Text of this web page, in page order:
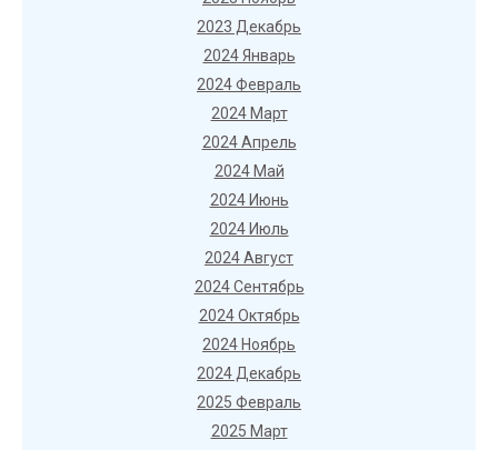
2023 Декабрь
2024 Январь
2024 Февраль
2024 Март
2024 Апрель
2024 Май
2024 Июнь
2024 Июль
2024 Август
2024 Сентябрь
2024 Октябрь
2024 Ноябрь
2024 Декабрь
2025 Февраль
2025 Март